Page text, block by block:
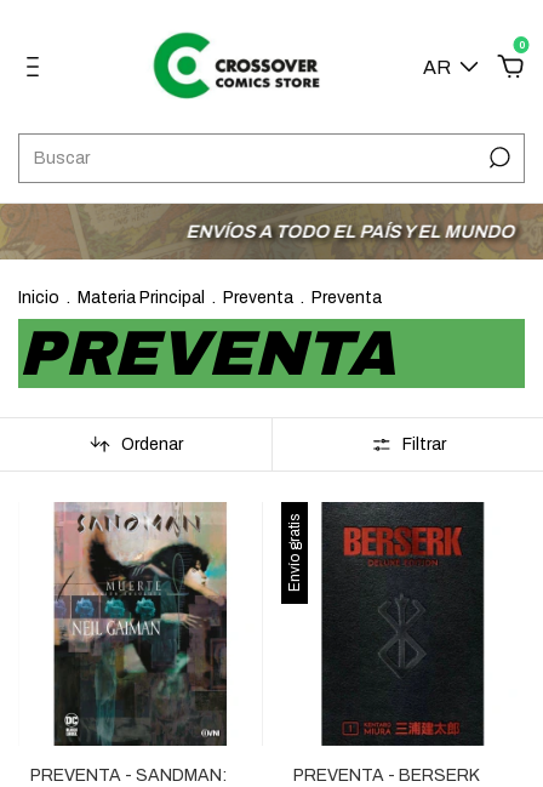
AR
0
ENVÍOS A TODO EL PAÍS Y EL MUNDO 3
Inicio . Materia Principal . Preventa . Preventa
PREVENTA
Ordenar Filtrar
PREVENTA - SANDMAN:
Envío gratis
PREVENTA - BERSERK